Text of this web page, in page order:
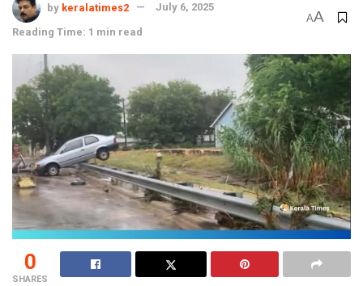
by keralatimes2 July 6, 2025
Reading Time: 1 min read
AA
0
SHARES